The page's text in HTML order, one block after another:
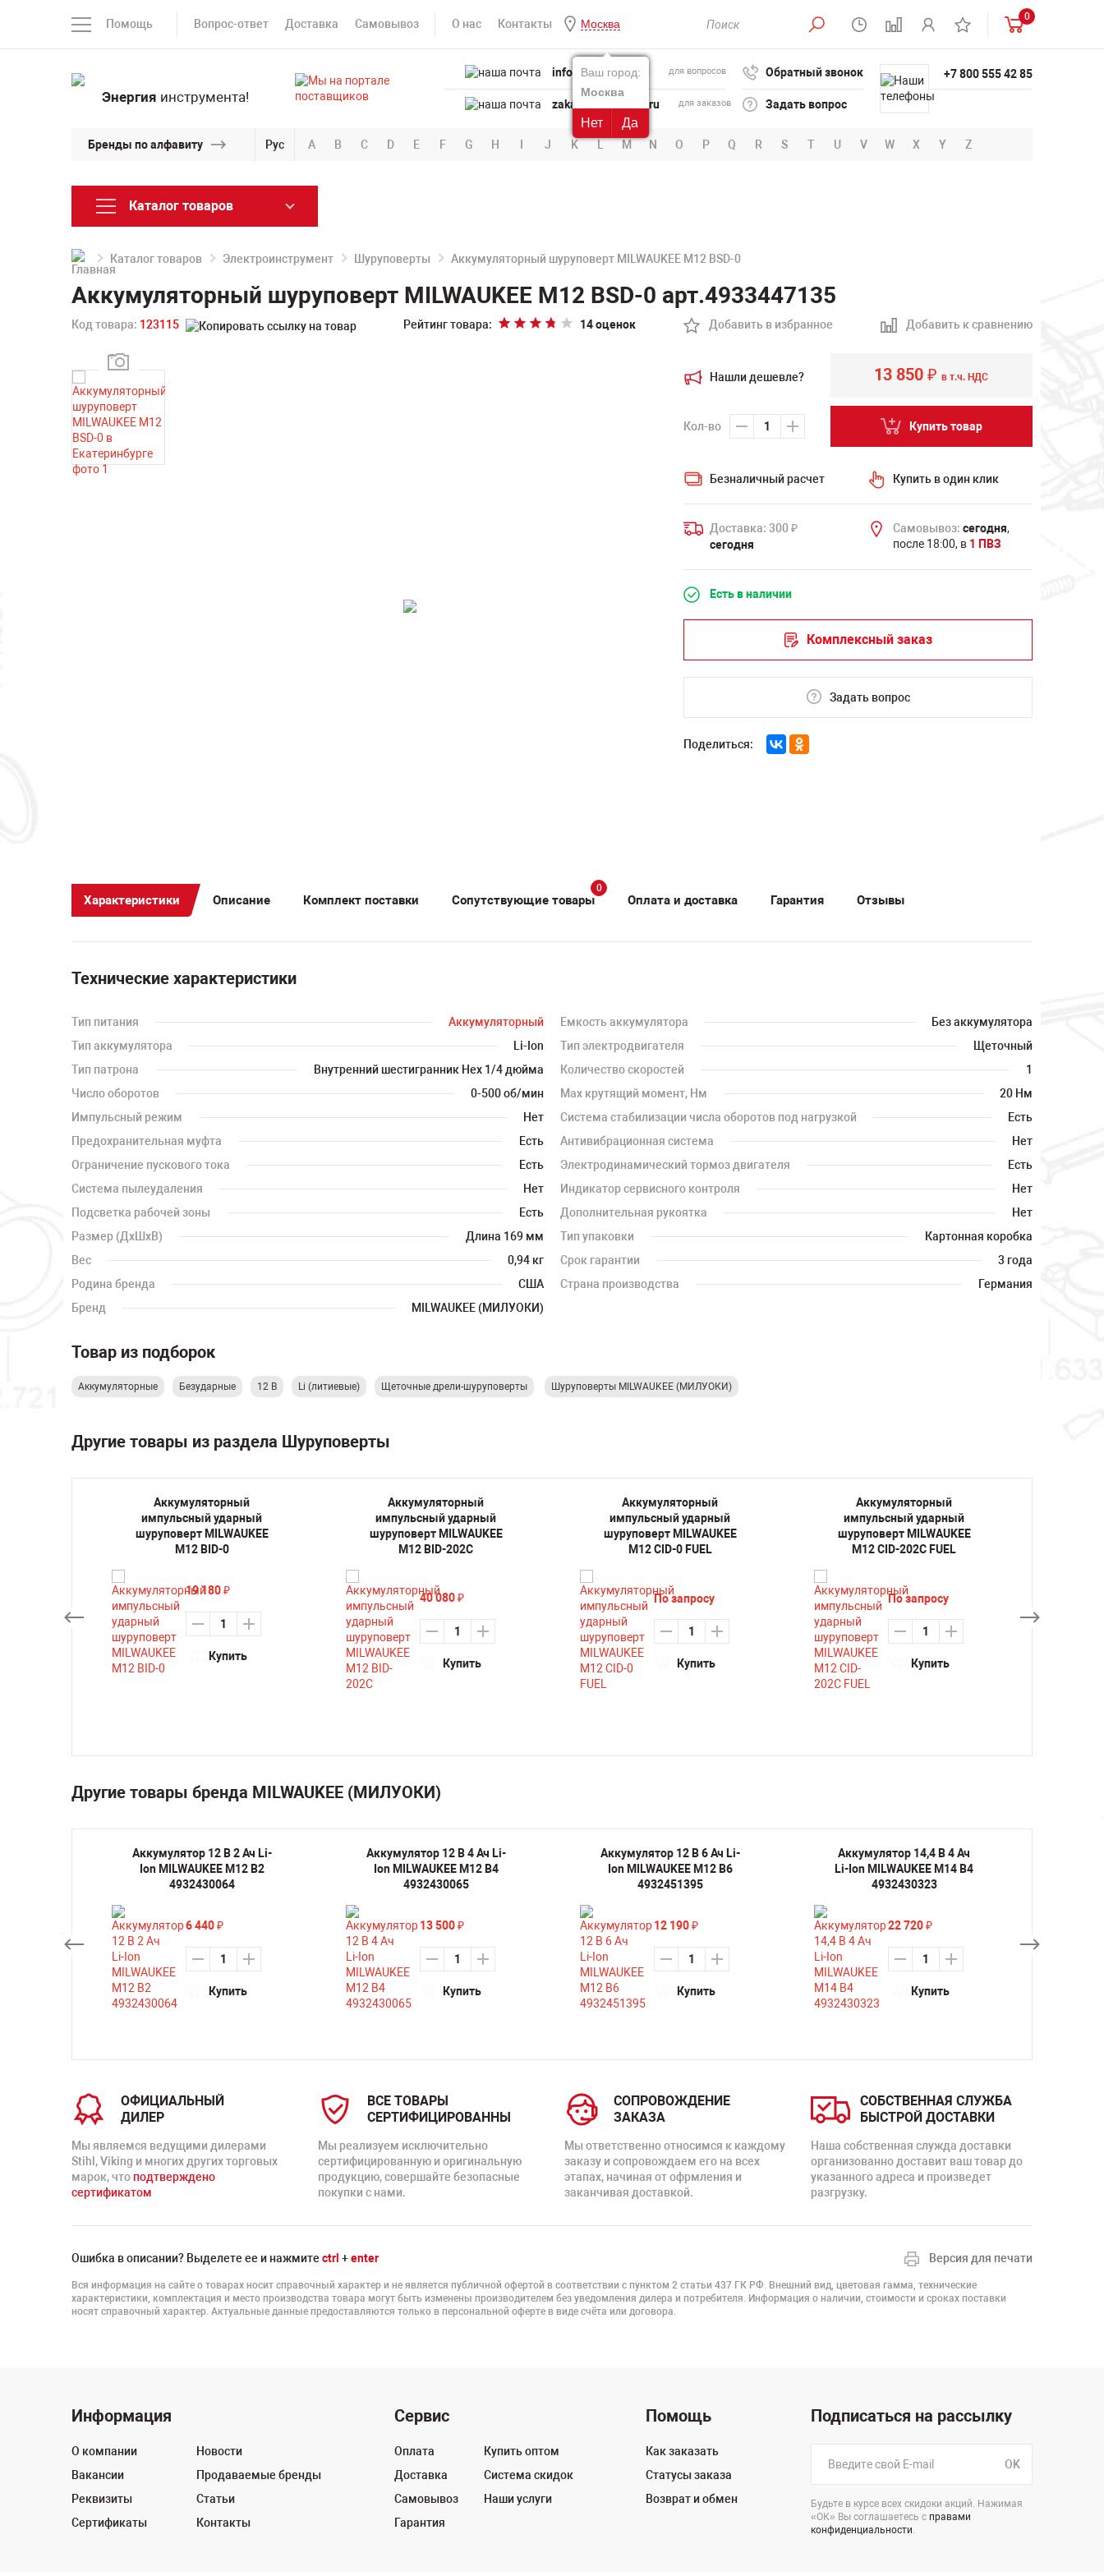
Помощь Вопрос-ответ Доставка Самовывоз О нас Контакты Москва
Ваш город:
Москва
Нет Да
0
Энергия инструмента!
info@powertool.ru для вопросов
zakaz@powertool.ru для заказов
Обратный звонок
Задать вопрос
+7 800 555 42 85
Бренды по алфавиту Рус A B C D E F G H I J K L M N O P Q R S T U V W X Y Z
Каталог товаров
Каталог товаров Электроинструмент Шуруповерты Аккумуляторный шуруповерт MILWAUKEE M12 BSD-0
Аккумуляторный шуруповерт MILWAUKEE M12 BSD-0 арт.4933447135
Код товара: 123115 Рейтинг товара: 14 оценок Добавить в избранное Добавить к сравнению
Нашли дешевле?
Кол-во
13 850₽ в т.ч. НДС
Купить товар
Безналичный расчет Купить в один клик
Доставка: 300 ₽
сегодня
Самовывоз: сегодня,
после 18:00, в 1 ПВЗ
Есть в наличии
Комплексный заказ
Задать вопрос
Поделиться:
Характеристики Описание Комплект поставки Сопутствующие товары
0
Оплата и доставка Гарантия Отзывы
Технические характеристики
Тип питания Аккумуляторный Емкость аккумулятора
Без аккумулятора
Тип аккумулятора
Li-Ion Тип электродвигателя
Щеточный
Тип патрона
Внутренний шестигранник Hex 1/4 дюйма Количество скоростей
1
Число оборотов
0-500 об/мин Мах крутящий момент, Нм
20 Нм
Импульсный режим
Нет Система стабилизации числа оборотов под нагрузкой
Есть
Предохранительная муфта
Есть Антивибрационная система
Нет
Ограничение пускового тока
Есть Электродинамический тормоз двигателя
Есть
Система пылеудаления
Нет Индикатор сервисного контроля
Нет
Подсветка рабочей зоны
Есть Дополнительная рукоятка
Нет
Размер (ДхШхВ)
Длина 169 мм Тип упаковки
Картонная коробка
Вес
0,94 кг Срок гарантии
3 года
Родина бренда
США Страна производства
Германия
Бренд
MILWAUKEE (МИЛУОКИ)
Товар из подборок
Аккумуляторные Безударные 12 В Li (литиевые) Щеточные дрели-шуруповерты Шуруповерты MILWAUKEE (МИЛУОКИ)
Другие товары из раздела Шуруповерты
Аккумуляторный
импульсный ударный
шуруповерт MILWAUKEE
M12 BID-0
19 180 ₽
Купить
Аккумуляторный
импульсный ударный
шуруповерт MILWAUKEE
M12 BID-202C
40 080 ₽
Купить
Аккумуляторный
импульсный ударный
шуруповерт MILWAUKEE
M12 CID-0 FUEL
По запросу
Купить
Аккумуляторный
импульсный ударный
шуруповерт MILWAUKEE
M12 CID-202C FUEL
По запросу
Купить
Другие товары бренда MILWAUKEE (МИЛУОКИ)
Аккумулятор 12 В 2 Ач Li-
Ion MILWAUKEE M12 B2
4932430064
6 440 ₽
Купить
Аккумулятор 12 В 4 Ач Li-
Ion MILWAUKEE M12 B4
4932430065
13 500 ₽
Купить
Аккумулятор 12 В 6 Ач Li-
Ion MILWAUKEE M12 B6
4932451395
12 190 ₽
Купить
Аккумулятор 14,4 В 4 Ач
Li-Ion MILWAUKEE M14 B4
4932430323
22 720 ₽
Купить
ОФИЦИАЛЬНЫЙ
ДИЛЕР
Мы являемся ведущими дилерами
Stihl, Viking и многих других торговых
марок, что подтверждено
сертификатом
ВСЕ ТОВАРЫ
СЕРТИФИЦИРОВАННЫ
Мы реализуем исключительно
сертифицированную и оригинальную
продукцию, совершайте безопасные
покупки с нами.
СОПРОВОЖДЕНИЕ
ЗАКАЗА
Мы ответственно относимся к каждому
заказу и сопровождаем его на всех
этапах, начиная от офрмления и
заканчивая доставкой.
СОБСТВЕННАЯ СЛУЖБА
БЫСТРОЙ ДОСТАВКИ
Наша собственная служда доставки
организованно доставит ваш товар до
указанного адреса и произведет
разгрузку.
Ошибка в описании? Выделете ее и нажмите ctrl +enter Версия для печати
Вся информация на сайте о товарах носит справочный характер и не является публичной офертой в соответствии с пунктом 2 статьи 437 ГК РФ. Внешний вид, цветовая гамма, технические
характеристики, комплектация и место производства товара могут быть изменены производителем без уведомления дилера и потребителя. Информация о наличии, стоимости и сроках поставки
носят справочный характер. Актуальные данные предоставляются только в персональной оферте в виде счёта или договора.
Информация
О компании
Вакансии
Реквизиты
Сертификаты
Новости
Продаваемые бренды
Статьи
Контакты
Сервис
Оплата
Доставка
Самовывоз
Гарантия
Купить оптом
Система скидок
Наши услуги
Помощь
Как заказать
Статусы заказа
Возврат и обмен
Подписаться на рассылку
OK
Будьте в курсе всех скидоки акций. Нажимая
«ОК» Вы соглашаетесь с правами
конфиденциальности.